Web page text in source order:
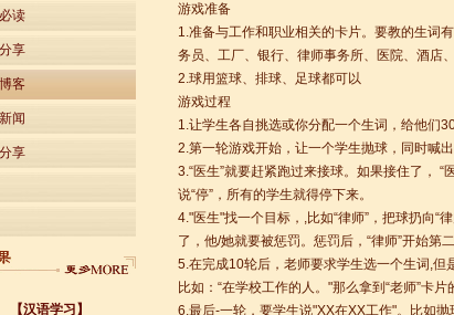
读
享
客
闻
享
【汉语学习】
游戏准备
1.准备与工作和职业相关的卡片。要教的生词
务员、工厂、银行、律师事务所、医院、酒店
2.球用篮球、排球、足球都可以
游戏过程
1.让学生各自挑选或你分配一个生词，给他们
2.第一轮游戏开始，让一个学生抛球，同时喊
3.“医生”就要赶紧跑过来接球。如果接住了，
说“停”，所有的学生就得停下来。
4."医生"找一个目标，,比如“律师”，把球扔向“
了，他/她就要被惩罚。惩罚后，“律师”开始第
5.在完成10轮后，老师要求学生选一个生词,但
比如：“在学校工作的人。"那么拿到“老师”卡
6.最后-一轮，要学生说"XX在XX工作"。比如抛